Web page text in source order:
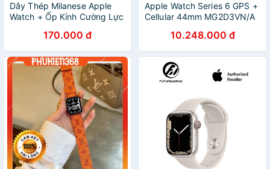
Dây Thép Milanese Apple
Watch + Ốp Kính Cường Lực
6/5/SE/4/3/2/1 Size 38-40-
42-44
170.000 đ
Apple Watch Series 6 GPS +
Cellular 44mm MG2D3VN/A
Pink Sand Sport Band
10.248.000 đ